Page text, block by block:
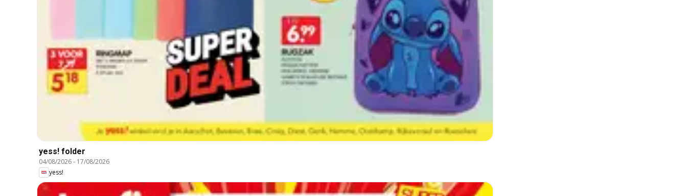
yess! folder
04/08/2026- 17/08/2026
yess!